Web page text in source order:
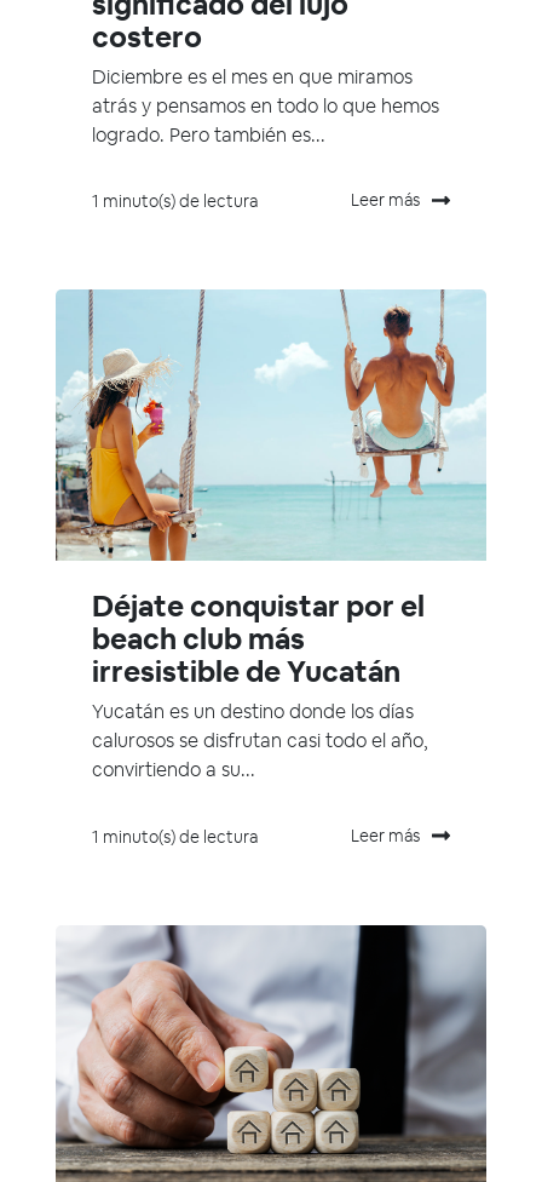
costero
Diciembre es el mes en que miramos
atrás y pensamos en todo lo que hemos
logrado. Pero también es...
1 minuto(s) de lectura Leer más
Déjate conquistar por el
beach club más
irresistible de Yucatán
Yucatán es un destino donde los días
calurosos se disfrutan casi todo el año,
convirtiendo a su...
1 minuto(s) de lectura Leer más